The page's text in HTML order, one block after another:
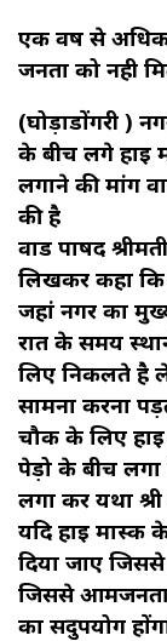
एक वर्ष से
जनता को नही
(घोड़ाडोंगरी )
के बीच लगे हाई
लगाने की मांग
की है
वार्ड पार्षद
लिखकर कहा कि
जहां नगर का
रात के समय
लिए निकलते है
सामना करना
चौक के लिए
पेड़ो के बीच लगा
लगा कर यथा
यदि हाई मास्क
दिया जाए जिससे
जिससे आमजनता
का सदुपयोग